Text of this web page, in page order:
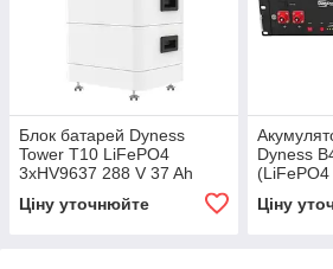
Блок батарей Dyness
Tower T10 LiFePO4
3xHV9637 288 V 37 Ah
Ціну уточнюйте
Dyness
Ціну